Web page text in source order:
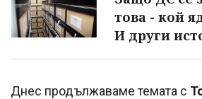
това - кой
И други
Днес продължаваме темата с